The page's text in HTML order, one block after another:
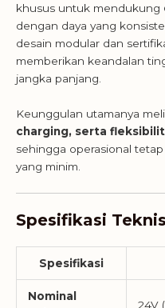
khusus untuk mendukung
dengan daya yang
desain modular dan
memberikan keandalan
jangka panjang.
Keunggulan utamanya
charging, serta
sehingga operasional
yang minim.
Spesifikasi Teknis
Spesifikasi
Nominal
24V